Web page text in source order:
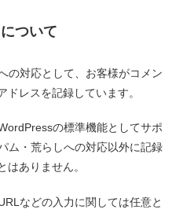
ついて
の対応として、お客様がコメン
ドレスを記録しています。
の標準機能としてサポ
ム・荒らしへの対応以外に記録
はありません。
などの入力に関しては任意と